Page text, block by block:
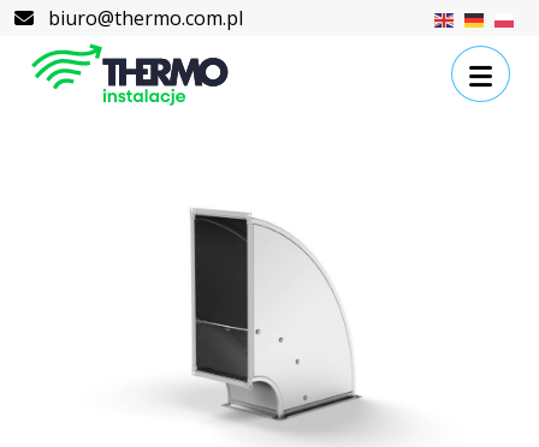
biuro@thermo.com.pl
Skip to content
Skip to footer